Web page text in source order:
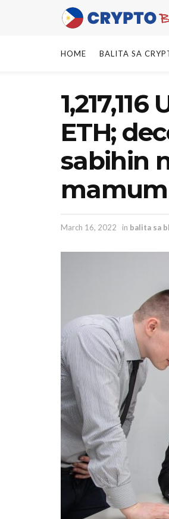
HOME BALITA SA
ETH;
sabihin
March 16, 2022 in balita sa